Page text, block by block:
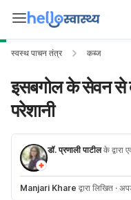
स्वस्थ पाचन तंत्र कब्ज
इसबगोल के सेवन से
परेशानी
डॉ. प्रणाली पाटीलके द्वारा
Manjari Khare द्वारा लिखित ·